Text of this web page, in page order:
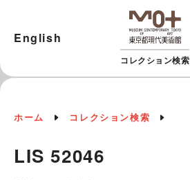
コレクション検索
English
ホーム コレクション検索
LIS 52046